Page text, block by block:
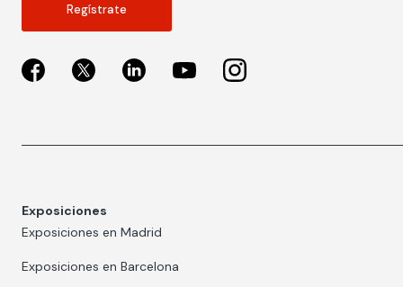
Regístrate
Exposiciones
Exposiciones en Madrid
Exposiciones en Barcelona